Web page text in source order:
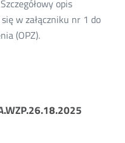
opis
w załączniku nr 1 do
(OPZ).